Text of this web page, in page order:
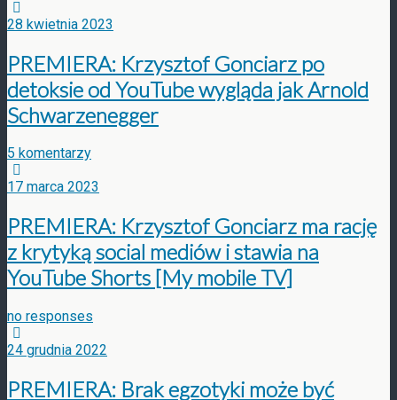
28 kwietnia 2023
PREMIERA: Krzysztof Gonciarz po
detoksie od YouTube wygląda jak Arnold
Schwarzenegger
5 komentarzy
17 marca 2023
PREMIERA: Krzysztof Gonciarz ma rację
z krytyką social mediów i stawia na
YouTube Shorts [My mobile TV]
no responses
24 grudnia 2022
PREMIERA: Brak egzotyki może być